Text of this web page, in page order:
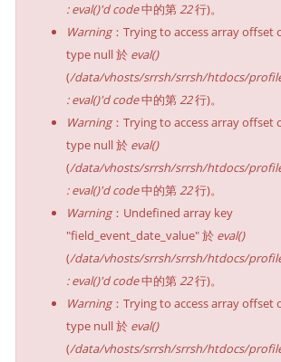
: eval()'d code中的第 22行)。
Warning：Trying to access array offset
type null 於 eval()
(/data/vhosts/srrsh/srrsh/htdocs/
: eval()'d code中的第 22行)。
Warning：Trying to access array offset
type null 於 eval()
(/data/vhosts/srrsh/srrsh/htdocs/
: eval()'d code中的第 22行)。
Warning：Undefined array key
"field_event_date_value" 於 eval()
(/data/vhosts/srrsh/srrsh/htdocs/
: eval()'d code中的第 22行)。
Warning：Trying to access array offset
type null 於 eval()
(/data/vhosts/srrsh/srrsh/htdocs/